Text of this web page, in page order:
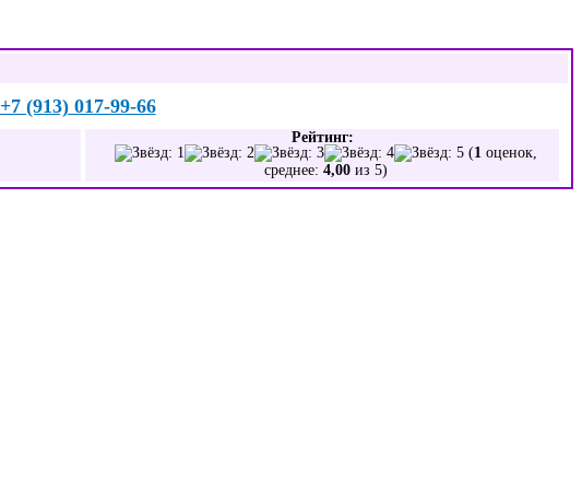
+7 (913) 017-99-66
Рейтинг:
(1 оценок,
среднее: 4,00 из 5)